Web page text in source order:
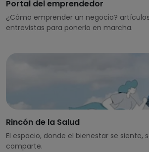
Portal del emprendedor
¿Cómo emprender un negocio?
entrevistas para ponerlo en marcha.
Rincón de la Salud
El espacio, donde el bienestar se siente,
comparte.